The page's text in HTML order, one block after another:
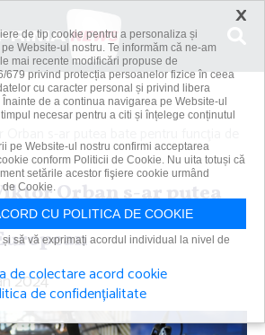
s-ar putea bate pentru funcţia de
Orban s-ar putea
de Preşedinte al
2024
×
de tip cookie pentru a personaliza și
Website-ul nostru. Te informăm că ne-am
mai recente modificări propuse de
679 privind protecția persoanelor fizice în ceea
cu caracter personal și privind libera
de a continua navigarea pe Website-ul
necesar pentru a citi și înțelege conținutul
pe Website-ul nostru confirmi acceptarea
conform Politicii de Cookie. Nu uita totuși că
setările acestor fişiere cookie urmând
Cookie.
CU POLITICA DE COOKIE
să vă exprimați acordul individual la nivel de
de colectare acord cookie
de confidențialitate